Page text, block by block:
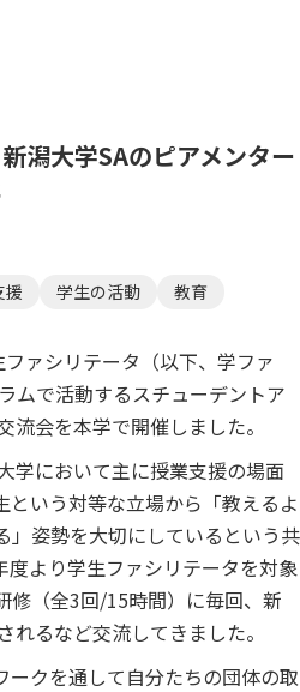
潟大学SAのピアメンター
援 学生の活動 教育
ァシリテータ（以下、学ファ
ムで活動するスチューデントア
流会を本学で開催しました。
学において主に授業支援の場面
という対等な立場から「教えるよ
」姿勢を大切にしているという共
より学生ファシリテータを対象
修（全3回/15時間）に毎回、新
れるなど交流してきました。
ークを通して自分たちの団体の取